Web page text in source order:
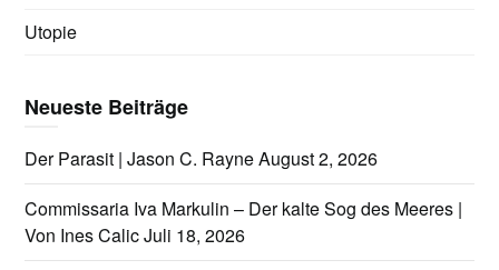
Utopie
Neueste Beiträge
Der Parasit | Jason C. RayneAugust 2, 2026
Commissaria Iva Markulin – Der kalte Sog des Meeres |
Von Ines CalicJuli 18, 2026